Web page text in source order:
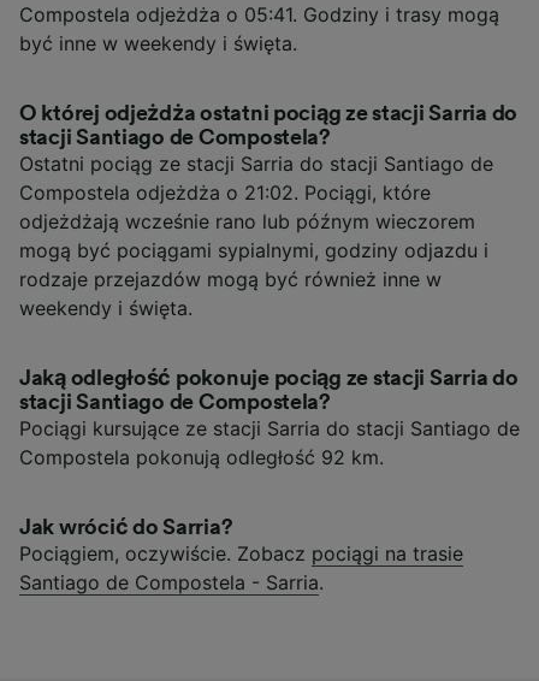
Compostela odjeżdża o 05:41. Godziny i trasy mogą
być inne w weekendy i święta.
O której odjeżdża ostatni pociąg ze stacji Sarria do
stacji Santiago de Compostela?
Ostatni pociąg ze stacji Sarria do stacji Santiago de
Compostela odjeżdża o 21:02. Pociągi, które
odjeżdżają wcześnie rano lub późnym wieczorem
mogą być pociągami sypialnymi, godziny odjazdu i
rodzaje przejazdów mogą być również inne w
weekendy i święta.
Jaką odległość pokonuje pociąg ze stacji Sarria do
stacji Santiago de Compostela?
Pociągi kursujące ze stacji Sarria do stacji Santiago de
Compostela pokonują odległość 92 km.
Jak wrócić do Sarria?
Pociągiem, oczywiście. Zobacz pociągi na trasie
Santiago de Compostela - Sarria.